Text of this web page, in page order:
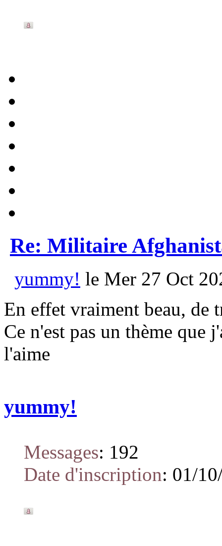
Re: Militaire
yummy! le Mer 27 Oct
En effet vraiment beau, de
Ce n'est pas un thème que
l'aime
yummy!
Messages: 192
Date d'inscription: 01/